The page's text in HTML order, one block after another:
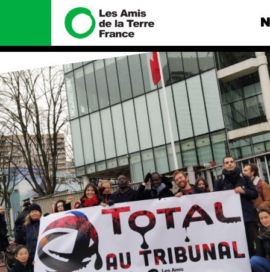
Nous connaître
Histoire
Manifeste
Missions et méthodes
Valeurs
Équipes et
fonctionnement
Le réseau dans le monde
Nos alliés
Je soutiens les Amis de la
Terre
Nos
Total, rendez-
tribunal
Gaz « naturel
enfumage
Mode : une
destructrice
Gaz au
violence
Nos autres